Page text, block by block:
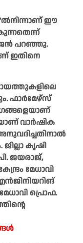
ഈ
പറഞ്ഞു.
ഇതിനെ
ഫാർമേഴ്സ്
വാർഷിക
കൃഷി
ജയരാജ്,
മേധാവി
പ്രൊഫ.